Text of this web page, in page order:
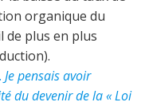
organique du
plus en plus
Je pensais avoir
du devenir de la « Loi